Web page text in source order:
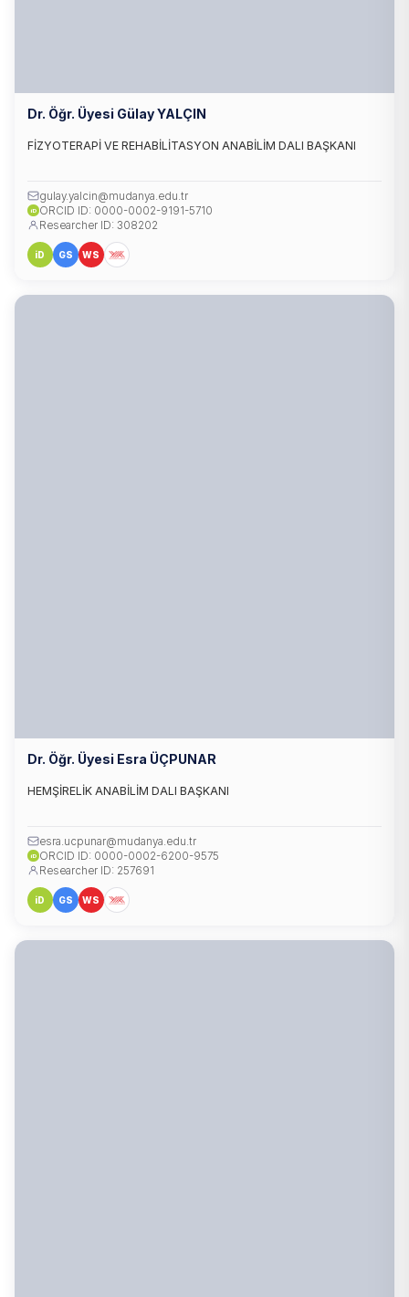
Dr. Öğr. Üyesi Gülay YALÇIN
FİZYOTERAPİ VE REHABİLİTASYON ANABİLİM DALI BAŞKANI
gulay.yalcin@mudanya.edu.tr
iD ORCID ID: 0000-0002-9191-5710
Researcher ID: 308202
iD GS WS
Dr. Öğr. Üyesi Esra ÜÇPUNAR
HEMŞİRELİK ANABİLİM DALI BAŞKANI
esra.ucpunar@mudanya.edu.tr
iD ORCID ID: 0000-0002-6200-9575
Researcher ID: 257691
iD GS WS